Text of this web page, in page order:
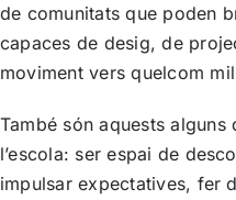
de comunitats que poden
capaces de desig, de
moviment vers quelcom
També són aquests
l’escola: ser espai de
impulsar expectatives, fer